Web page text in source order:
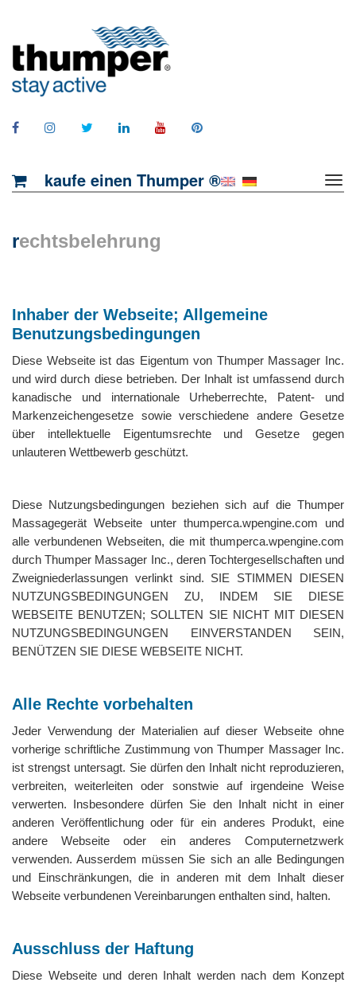
kaufe einen Thumper ®
rechtsbelehrung
Inhaber der Webseite; Allgemeine
Benutzungsbedingungen
Diese Webseite ist das Eigentum von Thumper Massager Inc.
und wird durch diese betrieben. Der Inhalt ist umfassend durch
kanadische und internationale Urheberrechte, Patent- und
Markenzeichengesetze sowie verschiedene andere Gesetze
über intellektuelle Eigentumsrechte und Gesetze gegen
unlauteren Wettbewerb geschützt.
Diese Nutzungsbedingungen beziehen sich auf die Thumper
Massagegerät Webseite unter thumperca.wpengine.com und
alle verbundenen Webseiten, die mit thumperca.wpengine.com
durch Thumper Massager Inc., deren Tochtergesellschaften und
Zweigniederlassungen verlinkt sind. SIE STIMMEN DIESEN
NUTZUNGSBEDINGUNGEN ZU, INDEM SIE DIESE
WEBSEITE BENUTZEN; SOLLTEN SIE NICHT MIT DIESEN
NUTZUNGSBEDINGUNGEN EINVERSTANDEN SEIN,
BENÜTZEN SIE DIESE WEBSEITE NICHT.
Alle Rechte vorbehalten
Jeder Verwendung der Materialien auf dieser Webseite ohne
vorherige schriftliche Zustimmung von Thumper Massager Inc.
ist strengst untersagt. Sie dürfen den Inhalt nicht reproduzieren,
verbreiten, weiterleiten oder sonstwie auf irgendeine Weise
verwerten. Insbesondere dürfen Sie den Inhalt nicht in einer
anderen Veröffentlichung oder für ein anderes Produkt, eine
andere Webseite oder ein anderes Computernetzwerk
verwenden. Ausserdem müssen Sie sich an alle Bedingungen
und Einschränkungen, die in anderen mit dem Inhalt dieser
Webseite verbundenen Vereinbarungen enthalten sind, halten.
Ausschluss der Haftung
Diese Webseite und deren Inhalt werden nach dem Konzept